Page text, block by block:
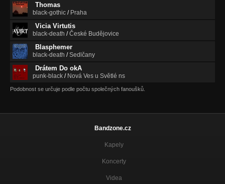
Thomas
black-gothic / Praha
Vicia Virtutis
black-death /České Budějovice
Blasphemer
black-death /Sedlčany
Drátem Do okA
punk-black / Nová Ves u Světlé ns
Podobnost se určuje podle počtu společných fanoušků.
Bandzone.cz
Kapely
Koncerty
Videa